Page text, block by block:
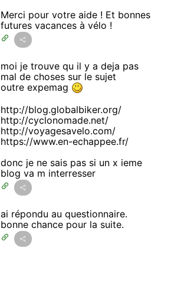
Merci pour votre aide ! Et bonnes
futures vacances à vélo !
moi je trouve qu il y a deja pas
mal de choses sur le sujet
outre expemag
http://blog.globalbiker.org/
http://cyclonomade.net/
http://voyagesavelo.com/
https://www.en-echappee.fr/
donc je ne sais pas si un x ieme
blog va m interresser
ai répondu au questionnaire.
bonne chance pour la suite.